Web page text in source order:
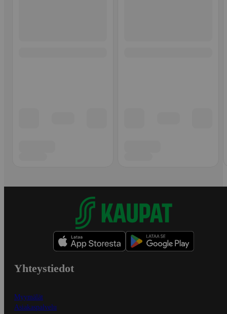
Yhteystiedot
Myymälät
Asiakaspalvelu